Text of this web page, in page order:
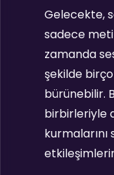
Gelecekte,
sadece
zamanda
şekilde
bürünebilir.
birbirleriyle